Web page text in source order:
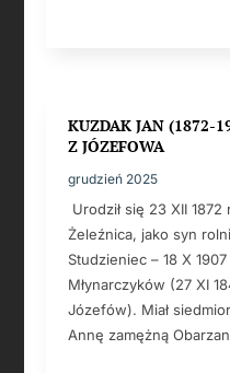
KUZDAK JAN (1872-
Z JÓZEFOWA
grudzień 2025
Urodził się 23 XII
Żeleźnica, jako syn
Studzieniec – 18 X
Młynarczyków (27 XI
Józefów). Miał
Annę zamężną